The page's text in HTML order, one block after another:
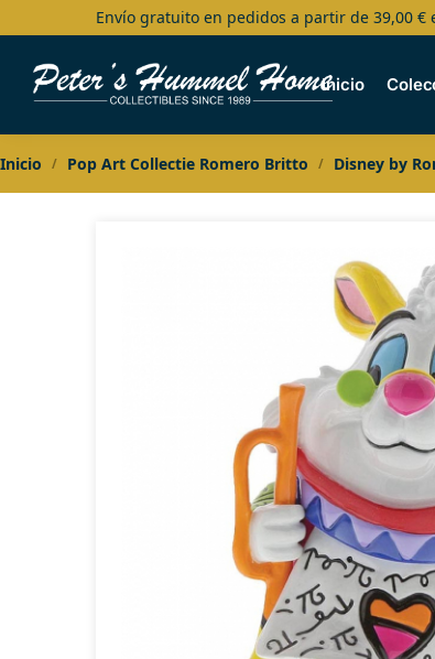
Envío gratuito en pedidos a partir de 39,00 €
Inicio
Search
Inicio / Pop Art Collectie Romero Britto / Disney by